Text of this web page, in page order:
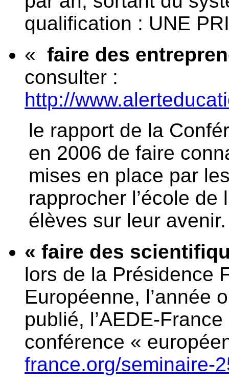
qualification : UNE
« faire des
consulter :
http://
le rapport de la
en 2006 de faire
mises en place par
rapprocher l’école de
élèves sur leur avenir.
« faire des
lors de la Présidence
Européenne, l’année
publié, l’AEDE-
conférence «
france.org/seminaire-